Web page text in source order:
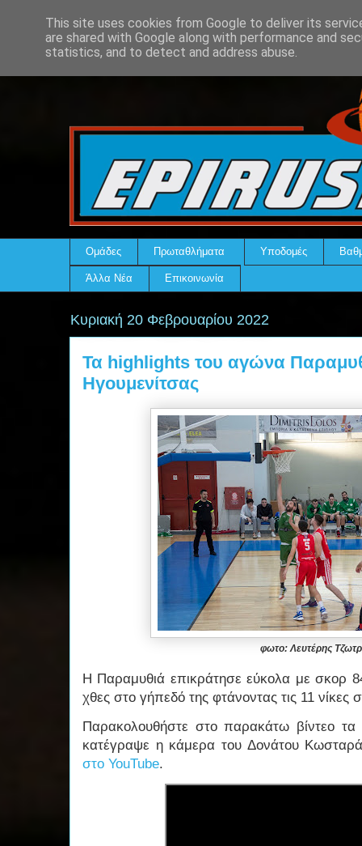
Ομάδες Πρωταθλήματα Υποδομές
Άλλα Νέα Επικοινωνία
Κυριακή 20 Φεβρουαρίου 2022
Τα highlights του αγώνα
Ηγουμενίτσας
φωτο: Λευτέρης
Η Παραμυθιά επικράτησε εύκολα με σκορ
χθες στο γήπεδό της φτάνοντας τις 11
Παρακολουθήστε στο παρακάτω βίντεο
κατέγραψε η κάμερα του Δονάτου
στο YouTube.
This site uses cookies from Google to deliver its
are shared with Google along with performance and
statistics, and to detect and address abuse.